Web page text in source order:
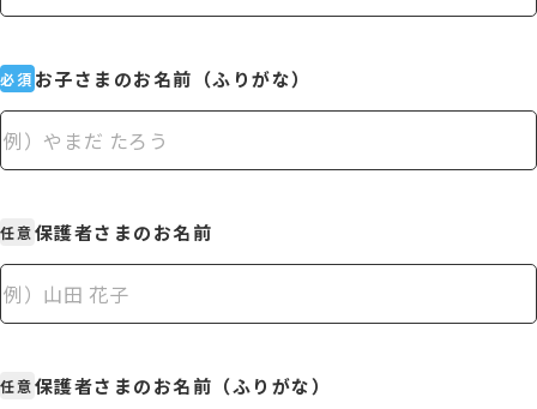
関塾について
お知らせ
関塾コラム
お気軽にお問い合わせください！
必須 お子さまのお名前（ふりがな）
任意保護者さまのお名前
任意保護者さまのお名前（ふりがな）